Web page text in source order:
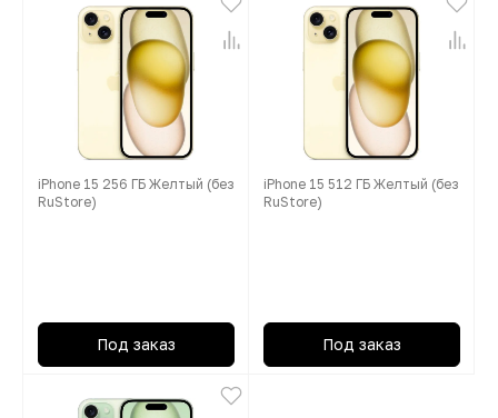
iPhone 15 256 ГБ Желтый (без
RuStore)
Под заказ
iPhone 15 512 ГБ Желтый (без
RuStore)
Под заказ